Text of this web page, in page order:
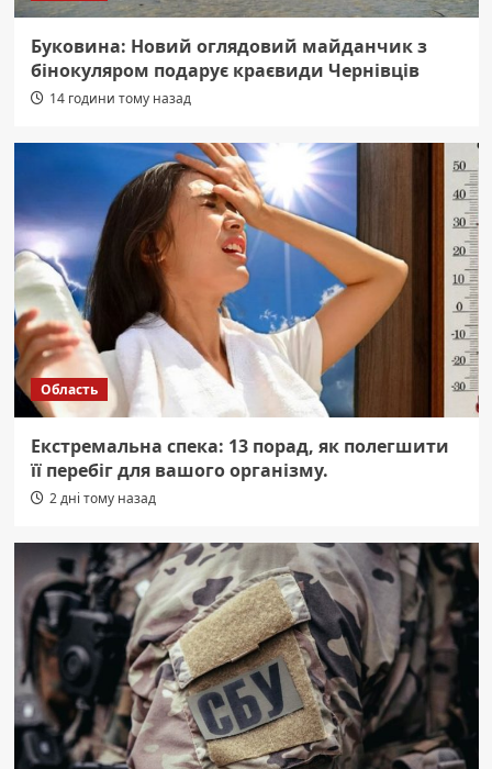
Буковина: Новий оглядовий майданчик з
бінокуляром подарує краєвиди Чернівців
14 години тому назад
Область
Екстремальна спека: 13 порад, як полегшити
її перебіг для вашого організму.
2 дні тому назад